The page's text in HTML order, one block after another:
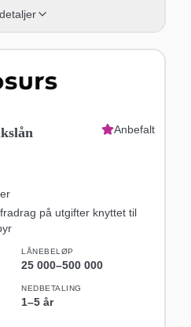
Anbefalt
på utgifter knyttet til
LÅNEBELØP
25 000–500 000
NEDBETALING
1–5 år